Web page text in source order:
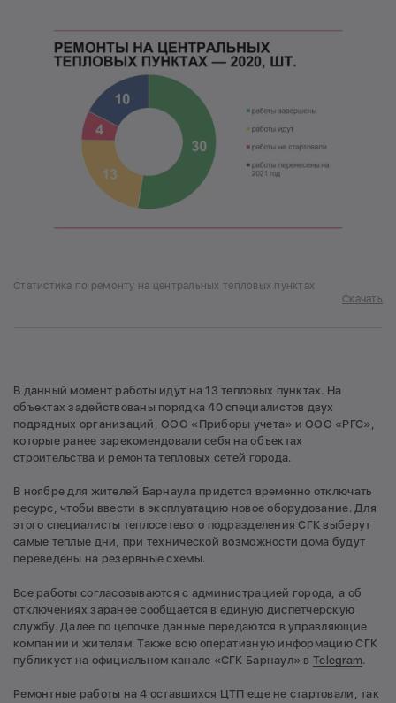
Статистика по ремонту на центральных тепловых пунктах
Скачать
В данный момент работы идут на 13 тепловых пунктах. На
объектах задействованы порядка 40 специалистов двух
подрядных организаций, ООО «Приборы учета» и ООО «РГС»,
которые ранее зарекомендовали себя на объектах
строительства и ремонта тепловых сетей города.
В ноябре для жителей Барнаула придется временно отключать
ресурс, чтобы ввести в эксплуатацию новое оборудование. Для
этого специалисты теплосетевого подразделения СГК выберут
самые теплые дни, при технической возможности дома будут
переведены на резервные схемы.
Все работы согласовываются с администрацией города, а об
отключениях заранее сообщается в единую диспетчерскую
службу. Далее по цепочке данные передаются в управляющие
компании и жителям. Также всю оперативную информацию СГК
публикует на официальном канале «СГК Барнаул» в Telegram.
Ремонтные работы на 4 оставшихся ЦТП еще не стартовали, так